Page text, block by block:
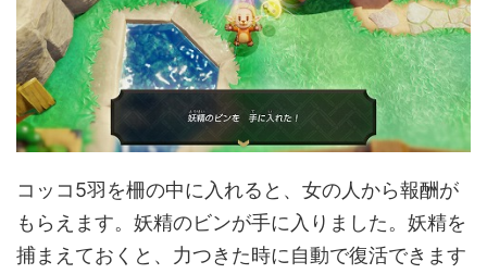
コッコ5羽を柵の中に入れると、女の人から報酬が
もらえます。妖精のビンが手に入りました。妖精を
捕まえておくと、力つきた時に自動で復活できます